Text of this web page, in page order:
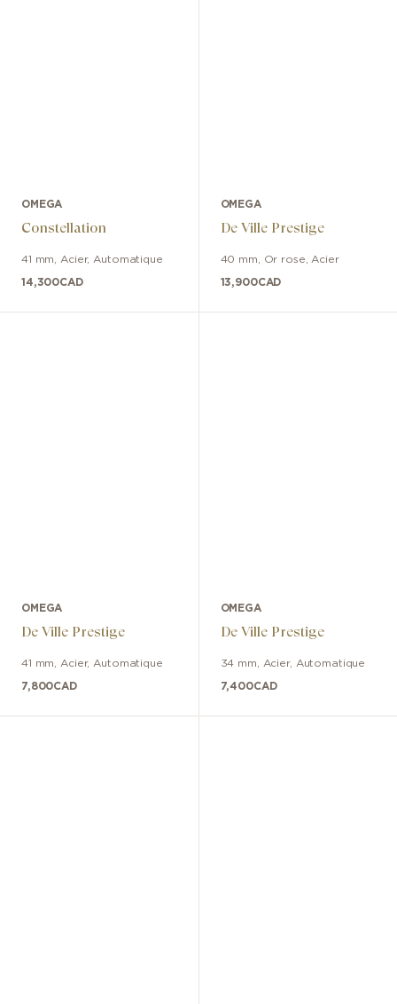
OMEGA
Constellation
41 mm Acier, Automatique
14,300CAD
OMEGA
De Ville Prestige
40 mm Or rose, Acier
13,900CAD
OMEGA
De Ville Prestige
41 mm Acier, Automatique
7,800CAD
OMEGA
De Ville Prestige
34 mm Acier, Automatique
7,400CAD